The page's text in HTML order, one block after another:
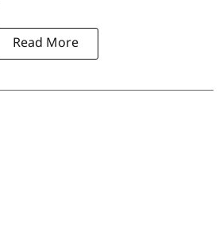
Read More